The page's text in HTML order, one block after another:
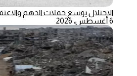
الاحتلال يوسع حملات الدهم
6 أغسطس، 2026